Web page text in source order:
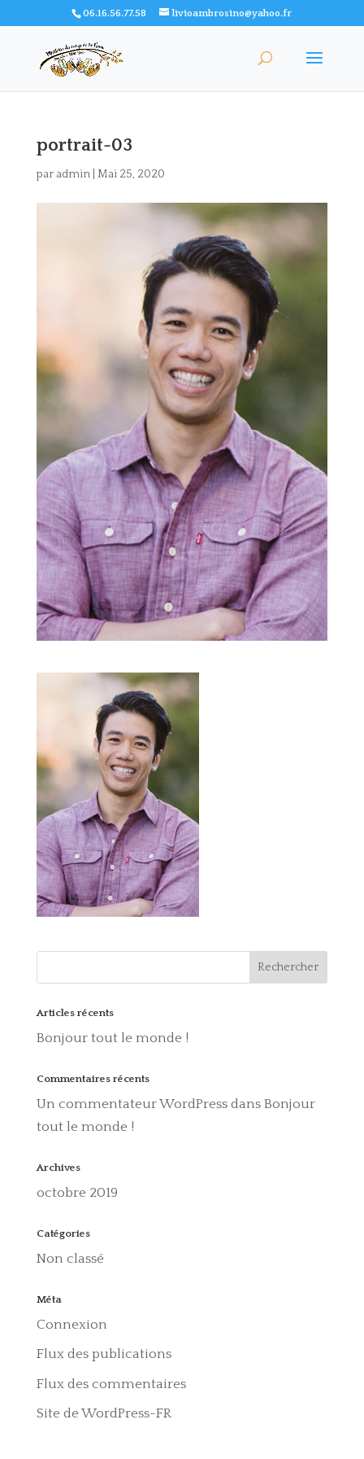
06.16.56.77.58 livioambrosino@yahoo.fr
portrait-03
par admin| Mai 25, 2020
Articles récents
Bonjour tout le monde !
Commentaires récents
Un commentateur WordPressdans Bonjour
tout le monde !
Archives
octobre 2019
Catégories
Non classé
Méta
Connexion
Flux des publications
Flux des commentaires
Site de WordPress-FR